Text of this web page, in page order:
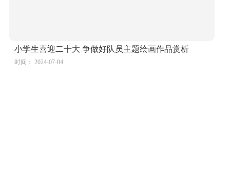
小学生喜迎二十大 争做好队员主题绘画作品赏析
时间： 2024-07-04